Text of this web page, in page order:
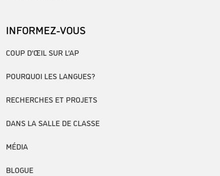
INFORMEZ-VOUS
COUP D’ŒIL SUR L’AP
POURQUOI LES LANGUES?
RECHERCHES ET PROJETS
DANS LA SALLE DE CLASSE
MÉDIA
BLOGUE